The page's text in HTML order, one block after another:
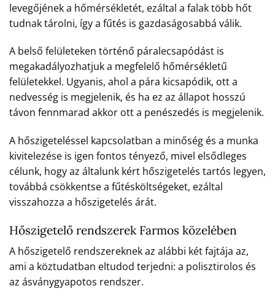
levegőjének a hőmérsékletét, ezáltal a falak több hőt
tudnak tárolni, így a fűtés is gazdaságosabbá válik.
A belső felületeken történő páralecsapódást is
megakadályozhatjuk a megfelelő hőmérsékletű
felületekkel. Ugyanis, ahol a pára kicsapódik, ott a
nedvesség is megjelenik, és ha ez az állapot hosszú
távon fennmarad akkor ott a penészedés is megjelenik.
A hőszigeteléssel kapcsolatban a minőség és a munka
kivitelezése is igen fontos tényező, mivel elsődleges
célunk, hogy az általunk kért hőszigetelés tartós legyen,
továbbá csökkentse a fűtésköltségeket, ezáltal
visszahozza a hőszigetelés árát.
Hőszigetelő rendszerek Farmos közelében
A hőszigetelő rendszereknek az alábbi két fajtája az,
ami a köztudatban eltudod terjedni: a polisztirolos és
az ásványgyapotos rendszer.